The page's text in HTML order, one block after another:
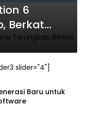
6
Berkat
slider="4"]
Baru untuk